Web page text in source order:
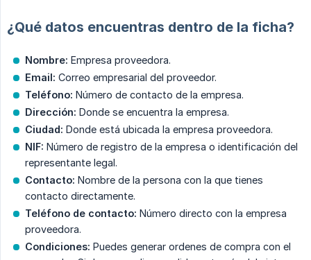
¿Qué datos encuentras dentro de la ficha?
Nombre: Empresa proveedora.
Email: Correo empresarial del proveedor.
Teléfono: Número de contacto de la empresa.
Dirección: Donde se encuentra la empresa.
Ciudad: Donde está ubicada la empresa proveedora.
NIF: Número de registro de la empresa o identificación del
representante legal.
Contacto: Nombre de la persona con la que tienes
contacto directamente.
Teléfono de contacto: Número directo con la empresa
proveedora.
Condiciones: Puedes generar ordenes de compra con el